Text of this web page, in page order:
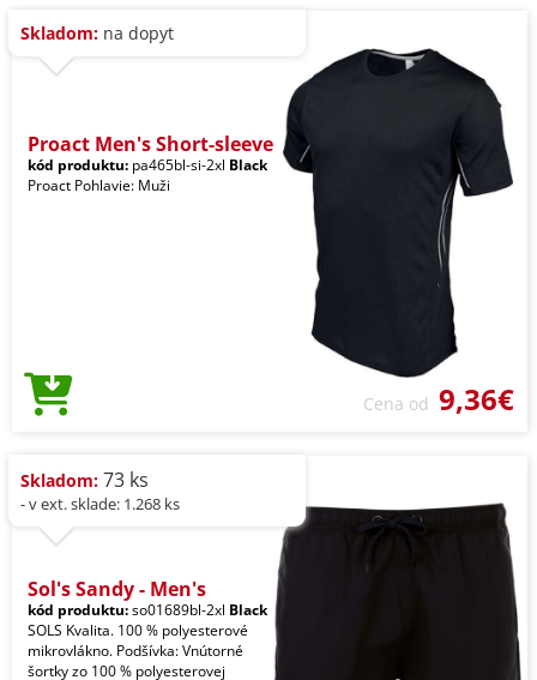
Skladom: na dopyt
Proact Men's Short-sleeve
kód produktu: pa465bl-si-2xl Black
Proact Pohlavie: Muži
Cena od 9,36€
Skladom: 73 ks
- v ext. sklade: 1.268 ks
Sol's Sandy - Men's
kód produktu:so01689bl-2xl Black
SOLS Kvalita. 100 % polyesterové
mikrovlákno. Podšívka: Vnútorné
šortky zo 100 % polyesterovej